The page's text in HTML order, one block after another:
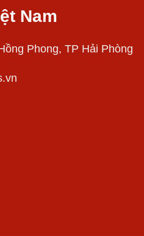
Nam
Phong, TP Hải Phòng